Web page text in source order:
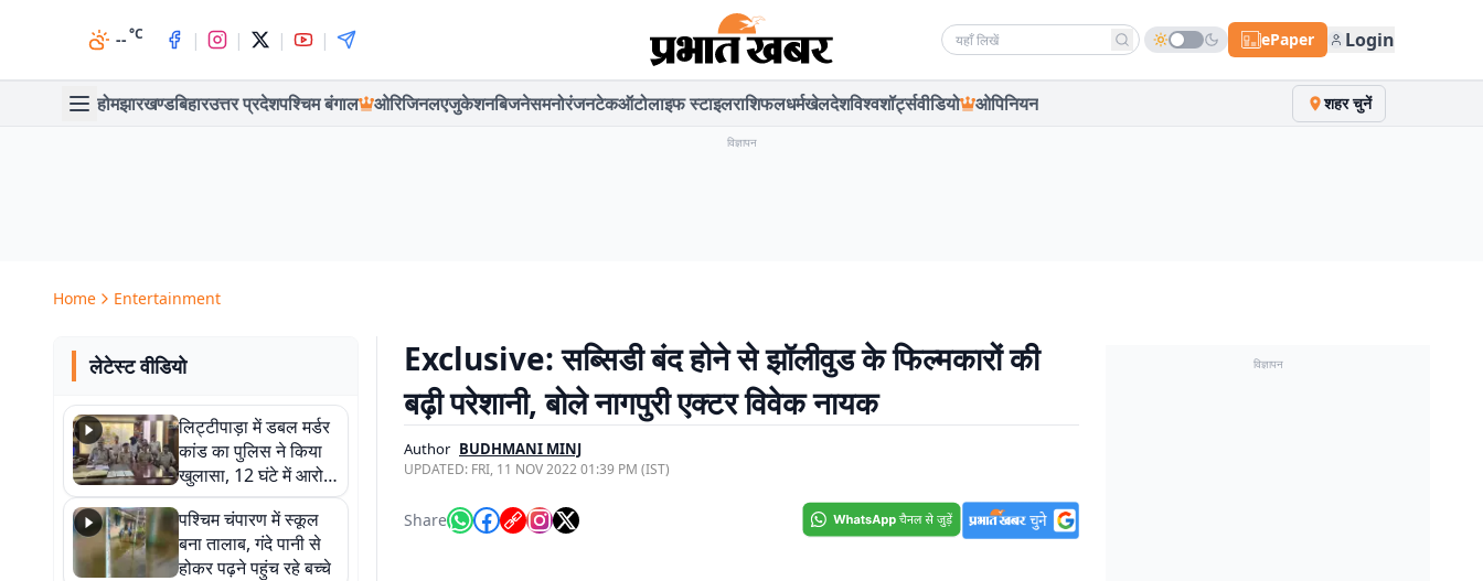
--°C | | | | Search news ePaper Login
होमझारखण्डबिहारउत्तर प्रदेशपश्चिम बंगाल ओरिजिनलएजुकेशनबिजनेसमनोरंजनटेकऑटोलाइफ स्टाइलराशिफलधर्मखेलदेशविश्वशॉर्ट्सवीडियो ओपिनियन शहर चुनें
विज्ञापन
Home Entertainment
लेटेस्ट वीडियो
लिट्टीपाड़ा में डबल मर्डर
कांड का पुलिस ने किया
खुलासा, 12 घंटे में आरोपी
गिरफ्तार
पश्चिम चंपारण में स्कूल
बना तालाब, गंदे पानी से
होकर पढ़ने पहुंच रहे बच्चे
Exclusive: सब्सिडी बंद होने से झॉलीवुड के फिल्मकारों की
बढ़ी परेशानी, बोले नागपुरी एक्टर विवेक नायक
Author BUDHMANI MINJ
UPDATED: FRI, 11 NOV 2022 01:39 PM (IST)
Share
विज्ञापन